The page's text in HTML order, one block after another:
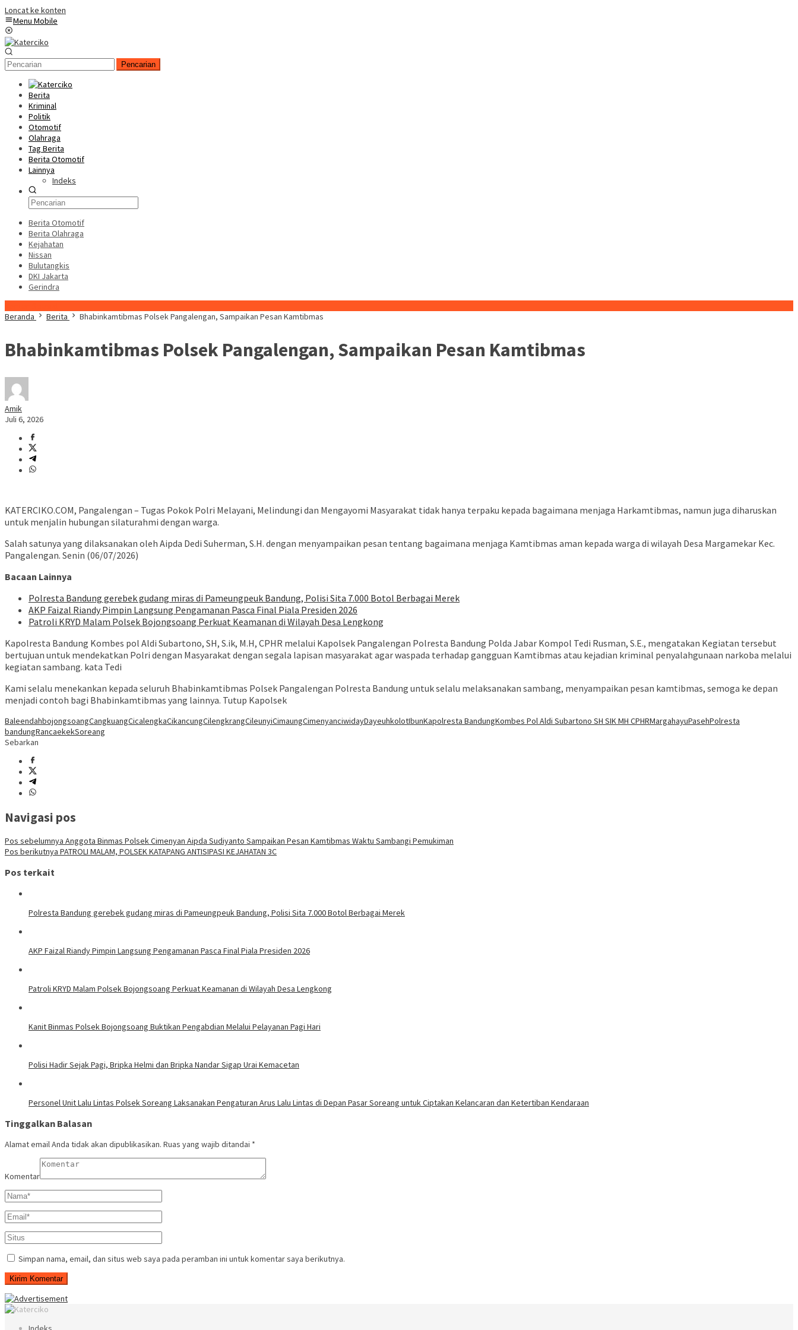
Loncat ke konten
Menu Mobile
Pencarian
Berita
Kriminal
Politik
Otomotif
Olahraga
Tag Berita
Berita Otomotif
Lainnya
Indeks
Berita Otomotif
Berita Olahraga
Kejahatan
Nissan
Bulutangkis
DKI Jakarta
Gerindra
Beranda
Berita Bhabinkamtibmas Polsek Pangalengan, Sampaikan Pesan Kamtibmas
Bhabinkamtibmas Polsek Pangalengan, Sampaikan Pesan Kamtibmas
Amik
Juli 6, 2026
KATERCIKO.COM, Pangalengan – Tugas Pokok Polri Melayani, Melindungi dan Mengayomi Masyarakat tidak hanya terpaku kepada bagaimana menjaga Harkamtibmas, namun juga diharuskan
untuk menjalin hubungan silaturahmi dengan warga.
Salah satunya yang dilaksanakan oleh Aipda Dedi Suherman, S.H. dengan menyampaikan pesan tentang bagaimana menjaga Kamtibmas aman kepada warga di wilayah Desa Margamekar Kec.
Pangalengan. Senin (06/07/2026)
Bacaan Lainnya
Polresta Bandung gerebek gudang miras di Pameungpeuk Bandung, Polisi Sita 7.000 Botol Berbagai Merek
AKP Faizal Riandy Pimpin Langsung Pengamanan Pasca Final Piala Presiden 2026
Patroli KRYD Malam Polsek Bojongsoang Perkuat Keamanan di Wilayah Desa Lengkong
Kapolresta Bandung Kombes pol Aldi Subartono, SH, S.ik, M.H, CPHR melalui Kapolsek Pangalengan Polresta Bandung Polda Jabar Kompol Tedi Rusman, S.E., mengatakan Kegiatan tersebut
bertujuan untuk mendekatkan Polri dengan Masyarakat dengan segala lapisan masyarakat agar waspada terhadap gangguan Kamtibmas atau kejadian kriminal penyalahgunaan narkoba melalui
kegiatan sambang. kata Tedi
Kami selalu menekankan kepada seluruh Bhabinkamtibmas Polsek Pangalengan Polresta Bandung untuk selalu melaksanakan sambang, menyampaikan pesan kamtibmas, semoga ke depan
menjadi contoh bagi Bhabinkamtibmas yang lainnya. Tutup Kapolsek
BaleendahbojongsoangCangkuangCicalengkaCikancungCilengkrangCileunyiCimaungCimenyanciwidayDayeuhkolotIbunKapolresta BandungKombes Pol Aldi Subartono SH SIK MH CPHRMargahayuPasehPolresta
bandungRancaekekSoreang
Sebarkan
Navigasi pos
Pos sebelumnya Anggota Binmas Polsek Cimenyan Aipda Sudiyanto Sampaikan Pesan Kamtibmas Waktu Sambangi Pemukiman
Pos berikutnya ‎PATROLI MALAM, POLSEK KATAPANG ANTISIPASI KEJAHATAN 3C
Pos terkait
Polresta Bandung gerebek gudang miras di Pameungpeuk Bandung, Polisi Sita 7.000 Botol Berbagai Merek
AKP Faizal Riandy Pimpin Langsung Pengamanan Pasca Final Piala Presiden 2026
Patroli KRYD Malam Polsek Bojongsoang Perkuat Keamanan di Wilayah Desa Lengkong
Kanit Binmas Polsek Bojongsoang Buktikan Pengabdian Melalui Pelayanan Pagi Hari
Polisi Hadir Sejak Pagi, Bripka Helmi dan Bripka Nandar Sigap Urai Kemacetan
Personel Unit Lalu Lintas Polsek Soreang Laksanakan Pengaturan Arus Lalu Lintas di Depan Pasar Soreang untuk Ciptakan Kelancaran dan Ketertiban Kendaraan
Tinggalkan Balasan
Alamat email Anda tidak akan dipublikasikan. Ruas yang wajib ditandai *
Komentar
Simpan nama, email, dan situs web saya pada peramban ini untuk komentar saya berikutnya.